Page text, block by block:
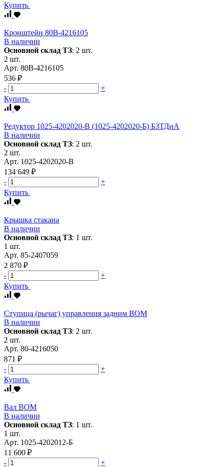
Купить
Кронштейн 80В-4216105
В наличии
Основной склад ТЗ: 2 шт.
2 шт.
Арт. 80В-4216105
536 ₽
-
+
Купить
Редуктор 1025-4202020-В (1025-4202020-Б) БЗТДиА
В наличии
Основной склад ТЗ: 2 шт.
2 шт.
Арт. 1025-4202020-В
134 649 ₽
-
+
Купить
Крышка стакана
В наличии
Основной склад ТЗ: 1 шт.
1 шт.
Арт. 85-2407059
2 870 ₽
-
+
Купить
Ступица (рычаг) управления задним ВОМ
В наличии
Основной склад ТЗ: 2 шт.
2 шт.
Арт. 80-4216050
871 ₽
-
+
Купить
Вал ВОМ
В наличии
Основной склад ТЗ: 1 шт.
1 шт.
Арт. 1025-4202012-Б
11 600 ₽
-
+